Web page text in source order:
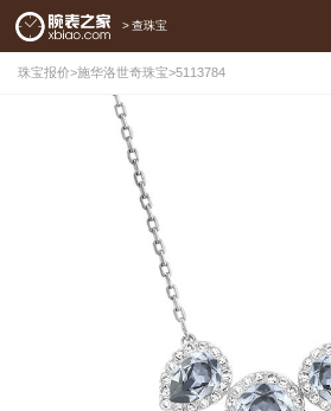
> 查珠宝
珠宝报价>施华洛世奇珠宝>5113784